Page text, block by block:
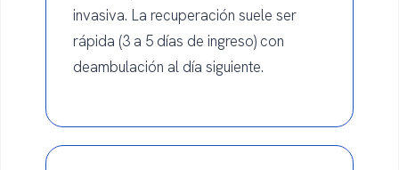
invasiva. La recuperación suele ser
rápida (3 a 5 días de ingreso) con
deambulación al día siguiente.